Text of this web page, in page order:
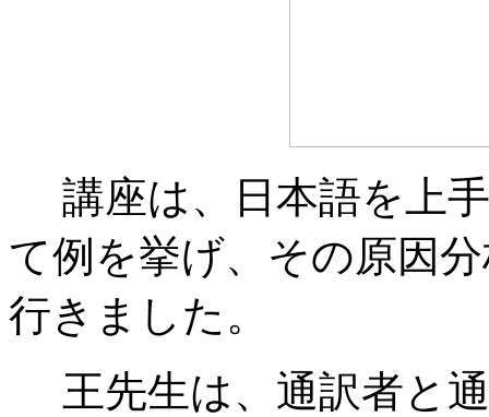
講座は、日本語を上
て例を挙げ、その原因
行きました。
王先生は、通訳者と